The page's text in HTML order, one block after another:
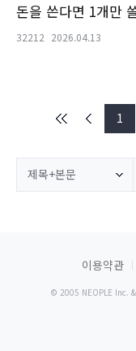
돈을 쓴다면 1개만
32212 2026.04.13
1
제목+본문
이용약관
© 2005 NEOPLE Inc.